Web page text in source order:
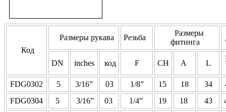
Код
Размеры рукава Резьба
Размеры
фитинга
DN inches код F CH A L
FDG0302 5 3/16” 03 1/8” 15 18 34
FDG0304
5 3/16” 03 1/4” 19 18 43